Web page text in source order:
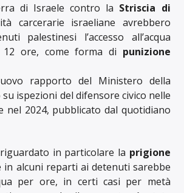
di Israele contro la Striscia di
carcerarie israeliane avrebbero
palestinesi l’accesso all’acqua
ore, come forma di punizione
rapporto del Ministero della
ispezioni del difensore civico nelle
nel 2024, pubblicato dal quotidiano
in particolare la prigione
in alcuni reparti ai detenuti sarebbe
per ore, in certi casi per metà